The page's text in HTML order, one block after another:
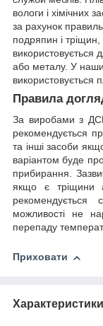
вологи і хімічних
за рахунок
подряпин і
використовується
або металу. У
використовується
Правила
За виробами з
рекомендується
та інші засоби
варіантом буде
прибирання.
якщо є тріщини
можливості не
перепаду
Приховати
Характеристики